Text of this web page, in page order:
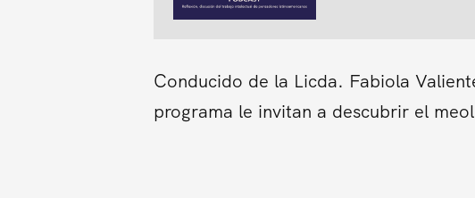
Conducido de la Licda. Fabiola
programa le invitan a descubrir el